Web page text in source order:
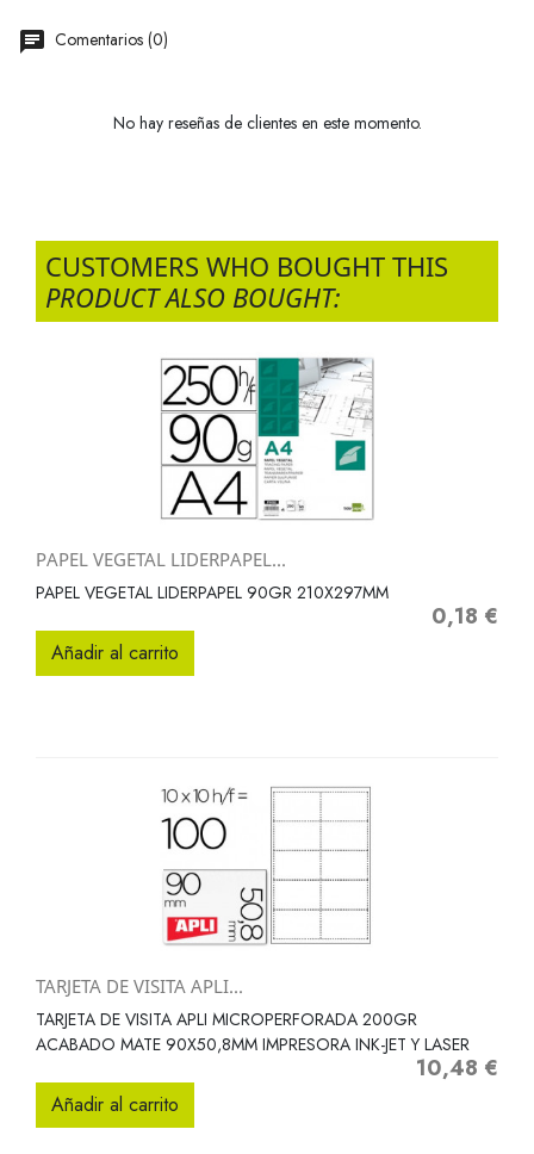
Comentarios (0)
No hay reseñas de clientes en este momento.
CUSTOMERS WHO BOUGHT THIS
PRODUCT ALSO BOUGHT:
PAPEL VEGETAL LIDERPAPEL...
PAPEL VEGETAL LIDERPAPEL 90GR 210X297MM
Precio
0,18 €
Añadir al carrito
TARJETA DE VISITA APLI...
TARJETA DE VISITA APLI MICROPERFORADA 200GR
ACABADO MATE 90X50,8MM IMPRESORA INK-JET Y LASER
Precio
10,48 €
Añadir al carrito